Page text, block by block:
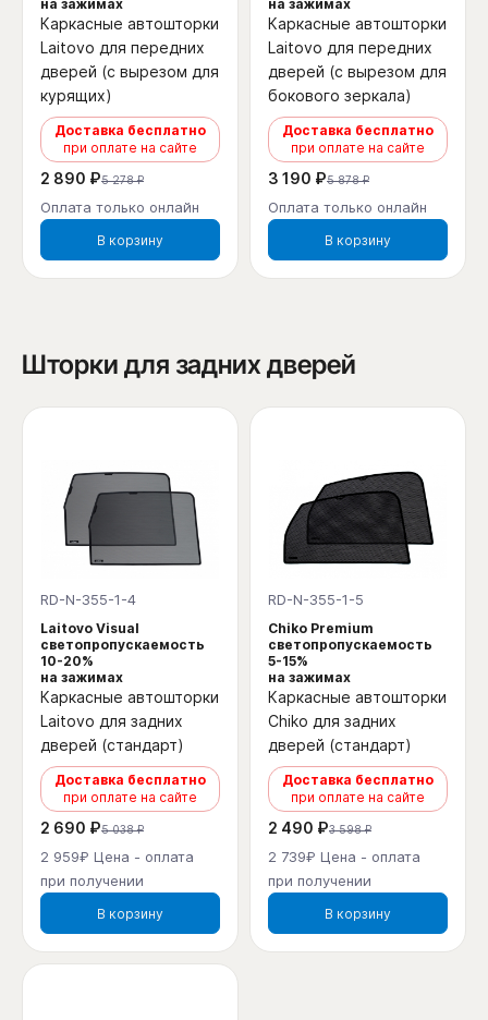
на зажимах
Каркасные автошторки
Laitovo для передних
дверей (с вырезом для
курящих)
Доставка бесплатно
при оплате на сайте
2 890 ₽5 278 ₽
Оплата только онлайн
В корзину
на зажимах
Каркасные автошторки
Laitovo для передних
дверей (с вырезом для
бокового зеркала)
Доставка бесплатно
при оплате на сайте
3 190 ₽5 878 ₽
Оплата только онлайн
В корзину
Шторки для задних дверей
RD-N-355-1-4
Laitovo Visual
светопропускаемость
10-20%
на зажимах
Каркасные автошторки
Laitovo для задних
дверей (стандарт)
Доставка бесплатно
при оплате на сайте
2 690 ₽5 038 ₽
2 959₽ Цена - оплата
при получении
В корзину
RD-N-355-1-5
Chiko Premium
светопропускаемость
5-15%
на зажимах
Каркасные автошторки
Chiko для задних
дверей (стандарт)
Доставка бесплатно
при оплате на сайте
2 490 ₽3 598 ₽
2 739₽ Цена - оплата
при получении
В корзину